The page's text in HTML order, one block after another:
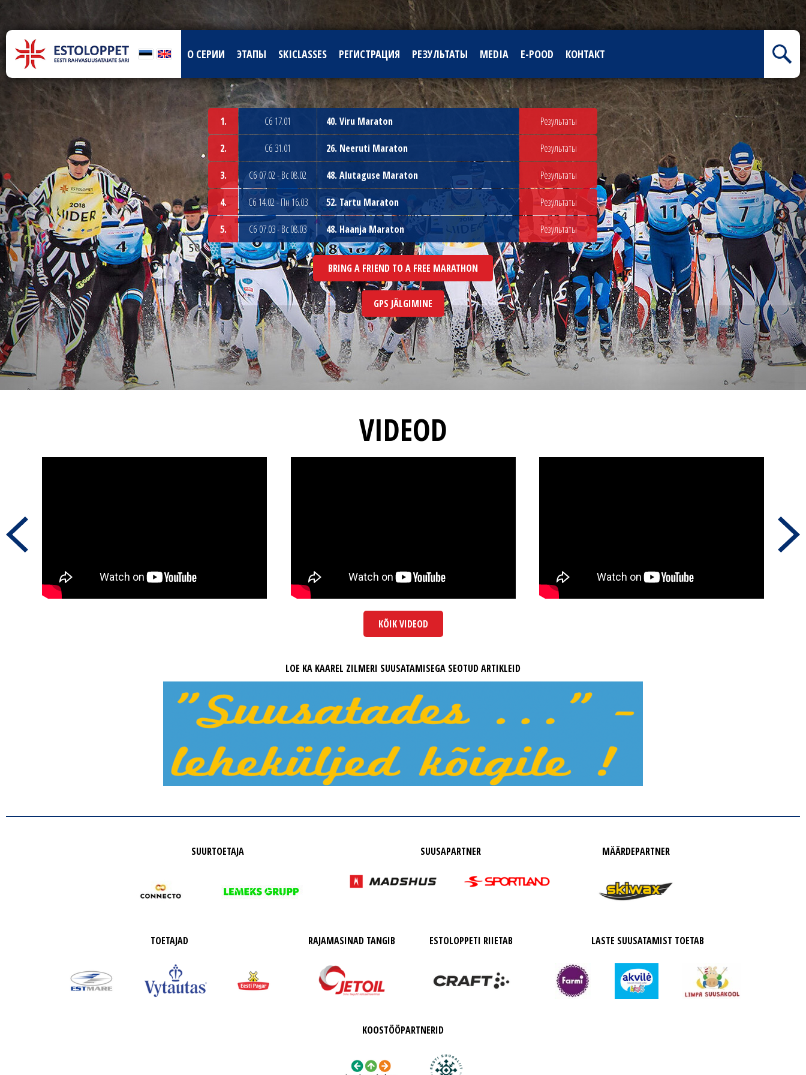
О СЕРИИ ЭТАПЫ SKICLASSES РЕГИСТРАЦИЯ РЕЗУЛЬТАТЫ MEDIA E-POOD КОНТАКТ
1. Сб 17.01 40. Viru Maraton Результаты
2. Сб 31.01 26. Neeruti Maraton Результаты
3. Сб 07.02 - Вс 08.02 48. Alutaguse Maraton Результаты
4. Сб 14.02 - Пн 16.03 52. Tartu Maraton Результаты
5. Сб 07.03 - Вс 08.03 48. Haanja Maraton Результаты
BRING A FRIEND TO A FREE MARATHON
GPS JÄLGIMINE
VIDEOD
KÕIK VIDEOD
LOE KA KAAREL ZILMERI SUUSATAMISEGA SEOTUD ARTIKLEID
SUURTOETAJA SUUSAPARTNER MÄÄRDEPARTNER
TOETAJAD RAJAMASINAD TANGIB ESTOLOPPETI RIIETAB LASTE SUUSATAMIST TOETAB
KOOSTÖÖPARTNERID